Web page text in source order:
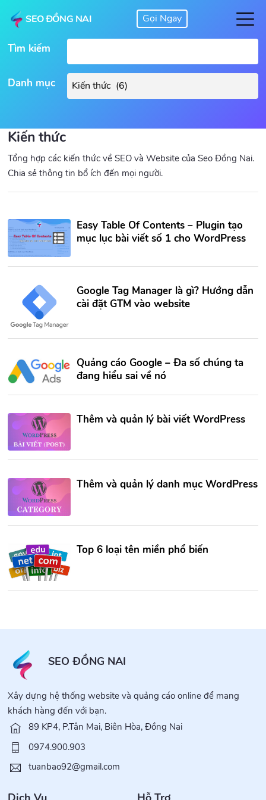
SEO ĐỒNG NAI
Tìm kiếm
Danh mục
Kiến thức
Tổng hợp các kiến thức về SEO và Website của Seo Đồng Nai.
Chia sẻ thông tin bổ ích đến mọi người.
Easy Table Of Contents – Plugin tạo
mục lục bài viết số 1 cho WordPress
Google Tag Manager là gì? Hướng dẫn
cài đặt GTM vào website
Quảng cáo Google – Đa số chúng ta
đang hiểu sai về nó
Thêm và quản lý bài viết WordPress
Thêm và quản lý danh mục WordPress
Top 6 loại tên miền phổ biến
SEO ĐỒNG NAI
Xây dựng hệ thống website và quảng cáo online để mang
khách hàng đến với bạn.
89 KP4, P.Tân Mai, Biên Hòa, Đồng Nai
0974.900.903
tuanbao92@gmail.com